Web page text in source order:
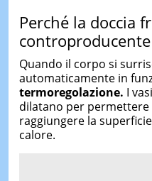
Perché la doccia
controproducente
Quando il corpo si
automaticamente in
termoregolazione. I
dilatano per permettere
raggiungere la
calore.